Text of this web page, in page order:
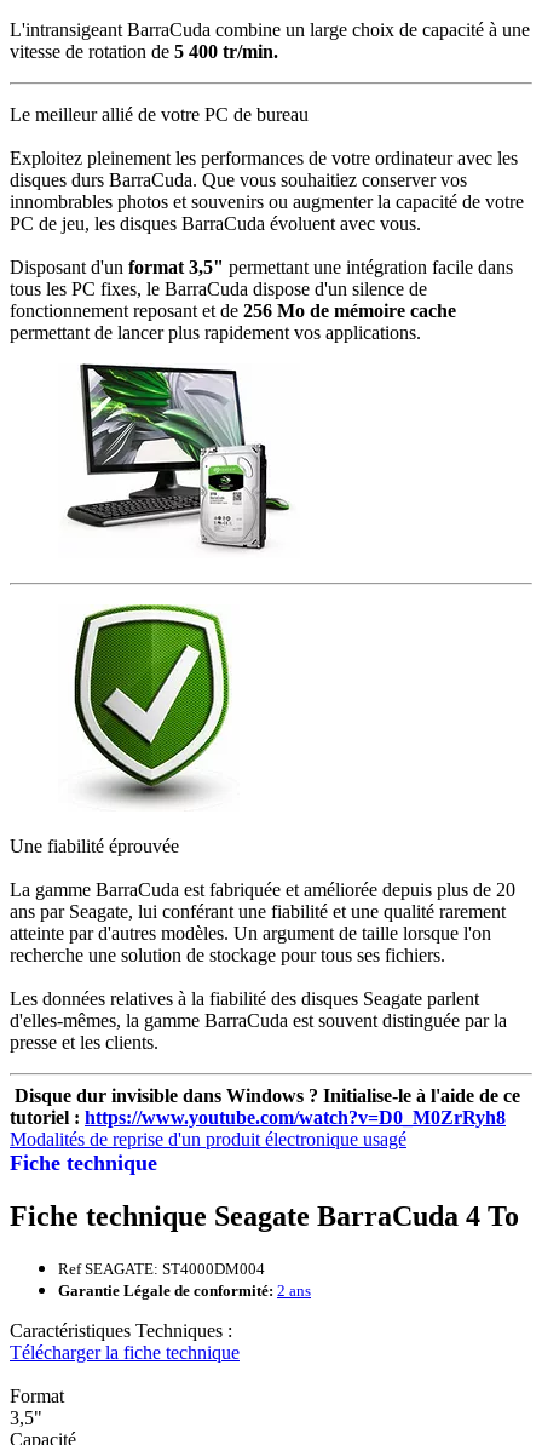
Fiche technique
L'intransigeant BarraCuda combine un large choix de capacité à une
vitesse de rotation de 5 400 tr/min.
Le meilleur allié de votre PC de bureau
Exploitez pleinement les performances de votre ordinateur avec les
disques durs BarraCuda. Que vous souhaitiez conserver vos
innombrables photos et souvenirs ou augmenter la capacité de votre
PC de jeu, les disques BarraCuda évoluent avec vous.
Disposant d'un format 3,5" permettant une intégration facile dans
tous les PC fixes, le BarraCuda dispose d'un silence de
fonctionnement reposant et de 256 Mo de mémoire cache
permettant de lancer plus rapidement vos applications.
Une fiabilité éprouvée
La gamme BarraCuda est fabriquée et améliorée depuis plus de 20
ans par Seagate, lui conférant une fiabilité et une qualité rarement
atteinte par d'autres modèles. Un argument de taille lorsque l'on
recherche une solution de stockage pour tous ses fichiers.
Les données relatives à la fiabilité des disques Seagate parlent
d'elles-mêmes, la gamme BarraCuda est souvent distinguée par la
presse et les clients.
Disque dur invisible dans Windows ? Initialise-le à l'aide de ce
tutoriel : https://www.youtube.com/watch?v=D0_M0ZrRyh8
Modalités de reprise d'un produit électronique usagé
Fiche technique Seagate BarraCuda 4 To
Ref SEAGATE: ST4000DM004
Garantie Légale de conformité: 2 ans
Caractéristiques Techniques :
Télécharger la fiche technique
Format
3,5"
Capacité